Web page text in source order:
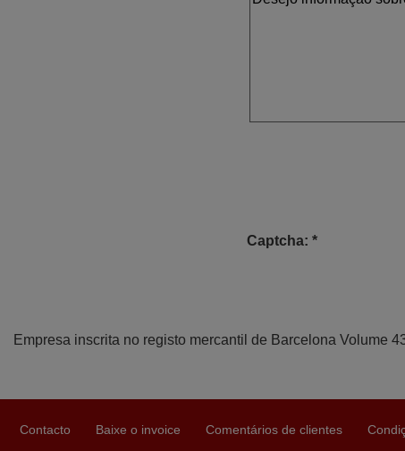
Captcha: *
Empresa inscrita no registo mercantil de Barcelona Volume
Contacto Baixe o invoice Comentários de clientes